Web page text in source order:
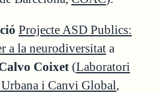
Projecte ASD Publics:
a la neurodiversitat a
Coixet (Laboratori
i Canvi Global,